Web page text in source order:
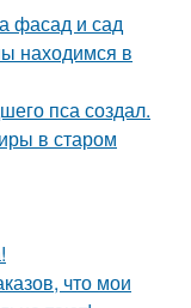
фасад и сад
находимся в
пса создал.
в старом
что мои